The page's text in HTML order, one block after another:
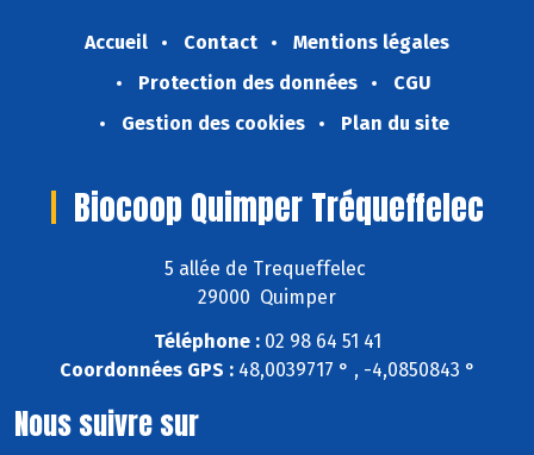
Accueil Contact
Mentions légales
Protection des données
CGU
Gestion des cookies
Plan du site
Biocoop Quimper Tréqueffelec
5 allée de Trequeffelec
29000 Quimper
Téléphone :02 98 64 51 41
Coordonnées GPS :48,0039717 ° , -4,0850843 °
Nous suivre sur